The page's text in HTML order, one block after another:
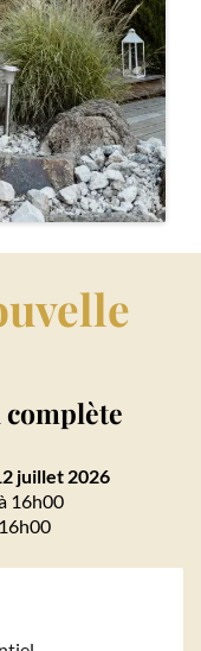
juillet 2026
16h00